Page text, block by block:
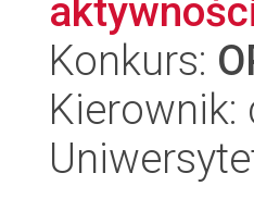
Konkurs:
Kierownik: